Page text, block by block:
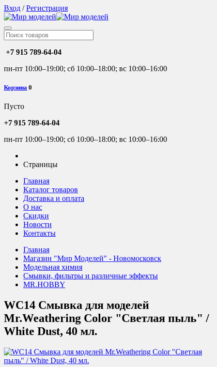
Вход /Регистрация
+7 915 789-64-04
пн-пт 10:00–19:00; сб 10:00–18:00; вс 10:00–16:00
Корзина 0
Пусто
+7 915 789-64-04
пн-пт 10:00–19:00; сб 10:00–18:00; вс 10:00–16:00
Страницы
Главная
Каталог товаров
Доставка и оплата
О нас
Скидки
Новости
Контакты
Главная
Магазин "Мир Моделей" - Новомосковск
Модельная химия
Смывки, фильтры и различные эффекты
MR.HOBBY
WC14 Смывка для моделей
Mr.Weathering Color "Светлая пыль" /
White Dust, 40 мл.